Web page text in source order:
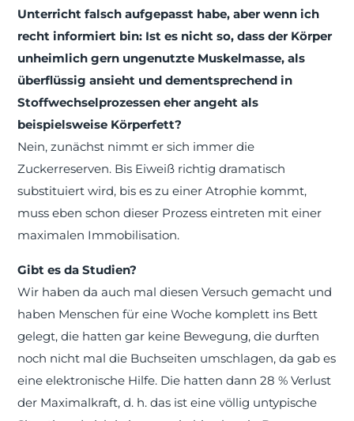
Unterricht falsch aufgepasst habe, aber wenn ich
recht informiert bin: Ist es nicht so, dass der Körper
unheimlich gern ungenutzte Muskelmasse, als
überflüssig ansieht und dementsprechend in
Stoffwechselprozessen eher angeht als
beispielsweise Körperfett?
Nein, zunächst nimmt er sich immer die
Zuckerreserven. Bis Eiweiß richtig dramatisch
substituiert wird, bis es zu einer Atrophie kommt,
muss eben schon dieser Prozess eintreten mit einer
maximalen Immobilisation.
Gibt es da Studien?
Wir haben da auch mal diesen Versuch gemacht und
haben Menschen für eine Woche komplett ins Bett
gelegt, die hatten gar keine Bewegung, die durften
noch nicht mal die Buchseiten umschlagen, da gab es
eine elektronische Hilfe. Die hatten dann 28 % Verlust
der Maximalkraft, d. h. das ist eine völlig untypische